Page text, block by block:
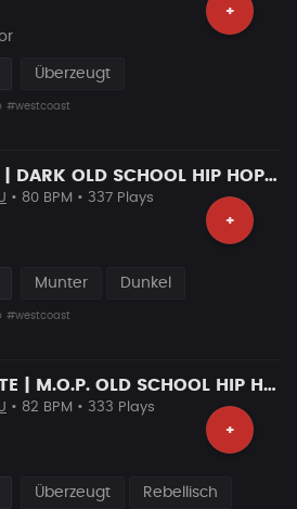
+
Überzeugt
#westcoast
JUSTICE | DARK OLD SCHOOL HIP HOP BANGER
+
• 80 BPM • 337 Plays
Munter Dunkel
#westcoast
COMPLETE | M.O.P. OLD SCHOOL HIP HOP BEAT
+
• 82 BPM • 333 Plays
Überzeugt Rebellisch